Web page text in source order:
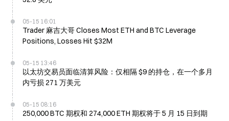
05-15 16:01
Trader 麻吉大哥 Closes Most ETH and BTC Leverage
Positions, Losses Hit $32M
05-15 13:46
以太坊交易员面临清算风险：仅相隔 $9 的持仓，在一个多月
内亏损 271 万美元
05-15 08:16
250,000 BTC 期权和 274,000 ETH 期权将于 5 月 15 日到期